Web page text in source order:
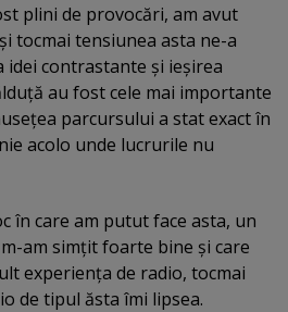
plini de provocări, am avut
tocmai tensiunea asta ne-a
contrastante şi ieşirea
au fost cele mai importante
parcursului a stat exact în
acolo unde lucrurile nu
în care am putut face asta, un
am simţit foarte bine şi care
experienţa de radio, tocmai
de tipul ăsta îmi lipsea.